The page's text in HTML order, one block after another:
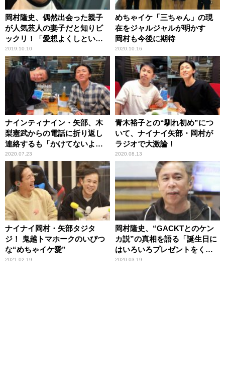
岡村隆史、偶然出会った親子
が人気芸人の妻子だと知りビ
ックリ！「愛想よくしといて
良かった」
2019.10.10
めちゃイケ「三ちゃん」の現
在をジャルジャルが明かす
岡村も今後に期待
2020.10.16
ナインティナイン・矢部、木
梨憲武からの電話に折り返し
連絡するも「かけてないよ」
と言われ戸惑う
2020.07.23
青木裕子との“馴れ初め”につ
いて、ナイナイ矢部・岡村が
ラジオで大激論！
2020.08.13
ナイナイ岡村・矢部タジタ
ジ！ 鬼越トマホークのいびつ
な“めちゃイケ愛”
2021.02.19
岡村隆史、“GACKTとのケン
カ説”の真相を語る「誕生日に
はいろいろプレゼントをくれ
る」
2020.03.19